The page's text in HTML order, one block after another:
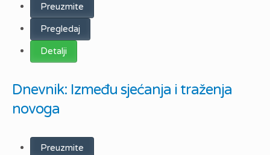
Preuzmite
Pregledaj
Detalji
Dnevnik: Između sjećanja i traženja
novoga
Preuzmite